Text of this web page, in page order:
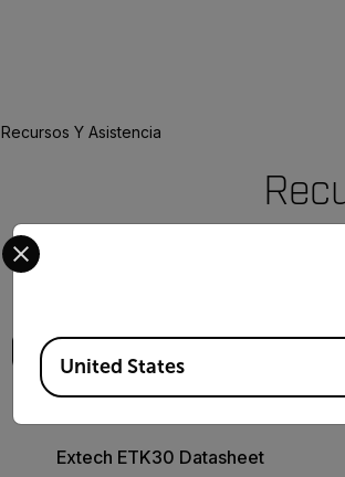
Recursos Y Asistencia
Extech ETK30 Datasheet
Select your preferred country and
Available Locations
United States